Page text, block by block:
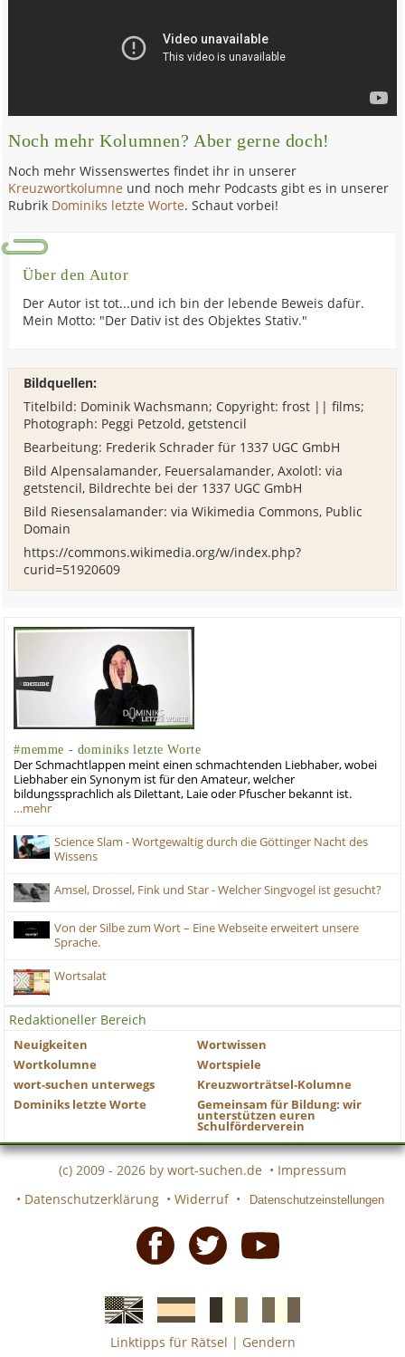
Noch mehr Kolumnen? Aber gerne doch!
Noch mehr Wissenswertes findet ihr in unserer
Kreuzwortkolumne und noch mehr Podcasts gibt es in unserer
Rubrik Dominiks letzte Worte. Schaut vorbei!
Über den Autor
Der Autor ist tot...und ich bin der lebende Beweis dafür.
Mein Motto: "Der Dativ ist des Objektes Stativ."
Bildquellen:
Titelbild: Dominik Wachsmann; Copyright: frost || films;
Photograph: Peggi Petzold, getstencil
Bearbeitung: Frederik Schrader für 1337 UGC GmbH
Bild Alpensalamander, Feuersalamander, Axolotl: via
getstencil, Bildrechte bei der 1337 UGC GmbH
Bild Riesensalamander: via Wikimedia Commons, Public
Domain
https://commons.wikimedia.org/w/index.php?
curid=51920609
#memme - dominiks letzte Worte
Der Schmachtlappen meint einen schmachtenden Liebhaber, wobei
Liebhaber ein Synonym ist für den Amateur, welcher
bildungssprachlich als Dilettant, Laie oder Pfuscher bekannt ist.
…mehr
Science Slam - Wortgewaltig durch die Göttinger Nacht des
Wissens
Amsel, Drossel, Fink und Star - Welcher Singvogel ist gesucht?
Von der Silbe zum Wort – Eine Webseite erweitert unsere
Sprache.
Wortsalat
Redaktioneller Bereich
Neuigkeiten
Wortwissen
Wortkolumne
Wortspiele
wort-suchen unterwegs
Kreuzworträtsel-Kolumne
Dominiks letzte Worte
Gemeinsam für Bildung: wir
unterstützen euren
Schulförderverein
(c) 2009 - 2026 by wort-suchen.de • Impressum
• Datenschutzerklärung • Widerruf • Datenschutzeinstellungen
EnglischeSpanischefranzösicheitalienische
Linktipps für Rätsel | Gendern